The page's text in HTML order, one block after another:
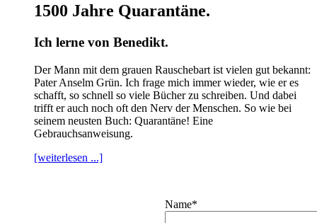
1500 Jahre Quarantäne.
Ich lerne von Benedikt.
Der Mann mit dem grauen Rauschebart ist vielen gut bekannt:
Pater Anselm Grün. Ich frage mich immer wieder, wie er es
schafft, so schnell so viele Bücher zu schreiben. Und dabei
trifft er auch noch oft den Nerv der Menschen. So wie bei
seinem neusten Buch: Quarantäne! Eine
Gebrauchsanweisung.
[weiterlesen ...]
Name*